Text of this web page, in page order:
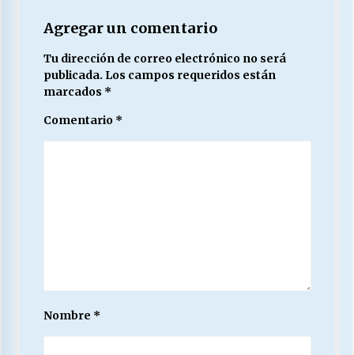
Agregar un comentario
Tu dirección de correo electrónico no será
publicada. Los campos requeridos están
marcados *
Comentario *
Nombre *